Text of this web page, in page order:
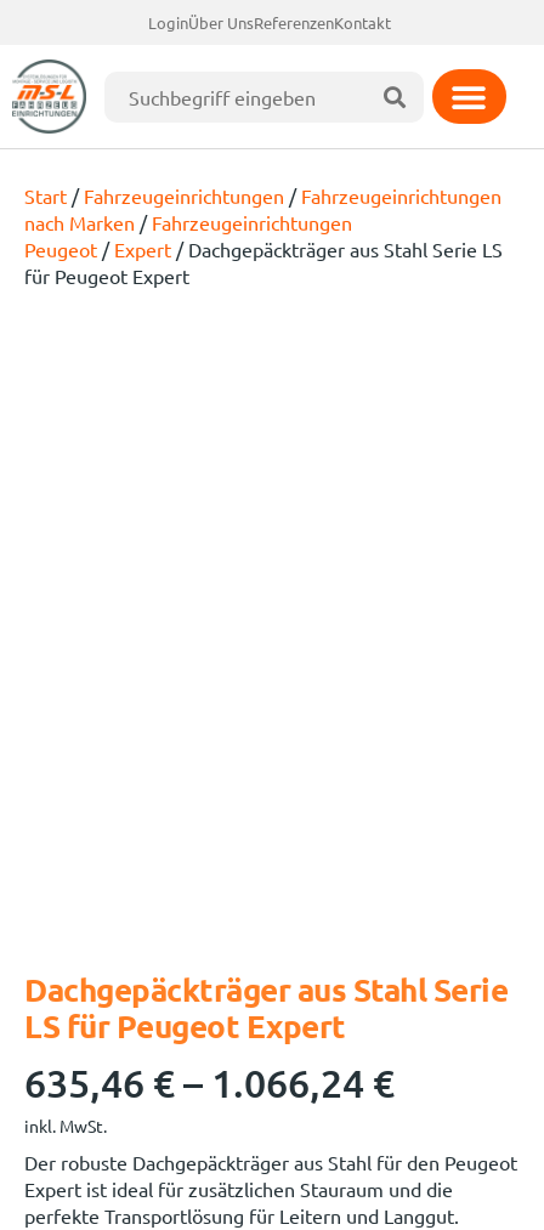
LoginÜber UnsReferenzenKontakt
Start / Fahrzeugeinrichtungen / Fahrzeugeinrichtungen
nach Marken / Fahrzeugeinrichtungen
Peugeot / Expert / Dachgepäckträger aus Stahl Serie LS
für Peugeot Expert
Dachgepäckträger aus Stahl Serie
LS für Peugeot Expert
635,46 €– 1.066,24 €
inkl. MwSt.
Der robuste Dachgepäckträger aus Stahl für den Peugeot
Expert ist ideal für zusätzlichen Stauraum und die
perfekte Transportlösung für Leitern und Langgut.